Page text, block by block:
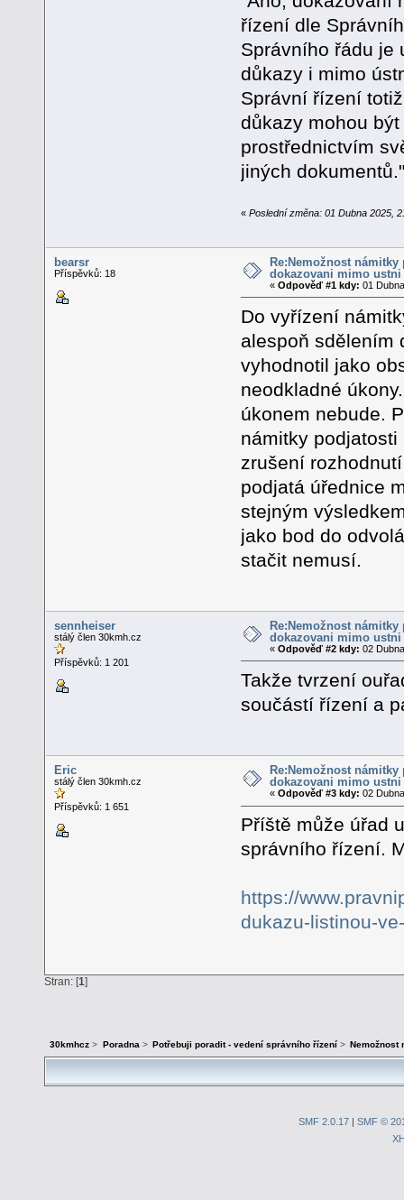
řízení dle
Správního řádu je
důkazy i mimo
Správní řízení
důkazy mohou
prostřednictvím
jiných dokumentů."
« Poslední změna: 01 Dubna 2025,
bearsr
Příspěvků: 18
Re:Nemožnost
dokazovani mimo
«Odpověď #1 kdy: 01
Do vyřízení
alespoň sdělením
vyhodnotil jako
neodkladné
úkonem nebude.
námitky
zrušení
podjatá úřednice
stejným
jako bod do
stačit nemusí.
sennheiser
stálý člen 30kmh.cz
Příspěvků: 1 201
Re:Nemožnost
dokazovani mimo
«Odpověď #2 kdy: 02
Takže tvrzení
součástí řízení a
Eric
stálý člen 30kmh.cz
Příspěvků: 1 651
Re:Nemožnost
dokazovani mimo
«Odpověď #3 kdy: 02
Příště může úřad
správního řízení.
https://
dukazu-listinou-
Stran: [1]
30kmhcz > Poradna> Potřebuji poradit - vedení správního řízení >
SMF 2.0.17| SMF ©